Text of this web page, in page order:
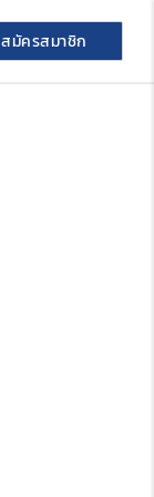
สมัครสมาชิก